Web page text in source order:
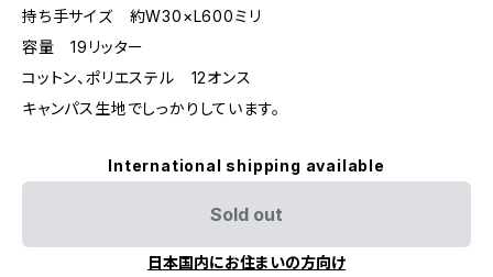
持ち手サイズ 約W30×L600ミリ
容量 19リッター
コットン、ポリエステル 12オンス
キャンパス生地でしっかりしています。
International shipping available
Sold out
日本国内にお住まいの方向け